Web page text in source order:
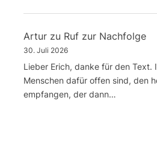
Artur zu Ruf zur Nachfolge
30. Juli 2026
Lieber Erich, danke für den Text.
Menschen dafür offen sind, den
empfangen, der dann…